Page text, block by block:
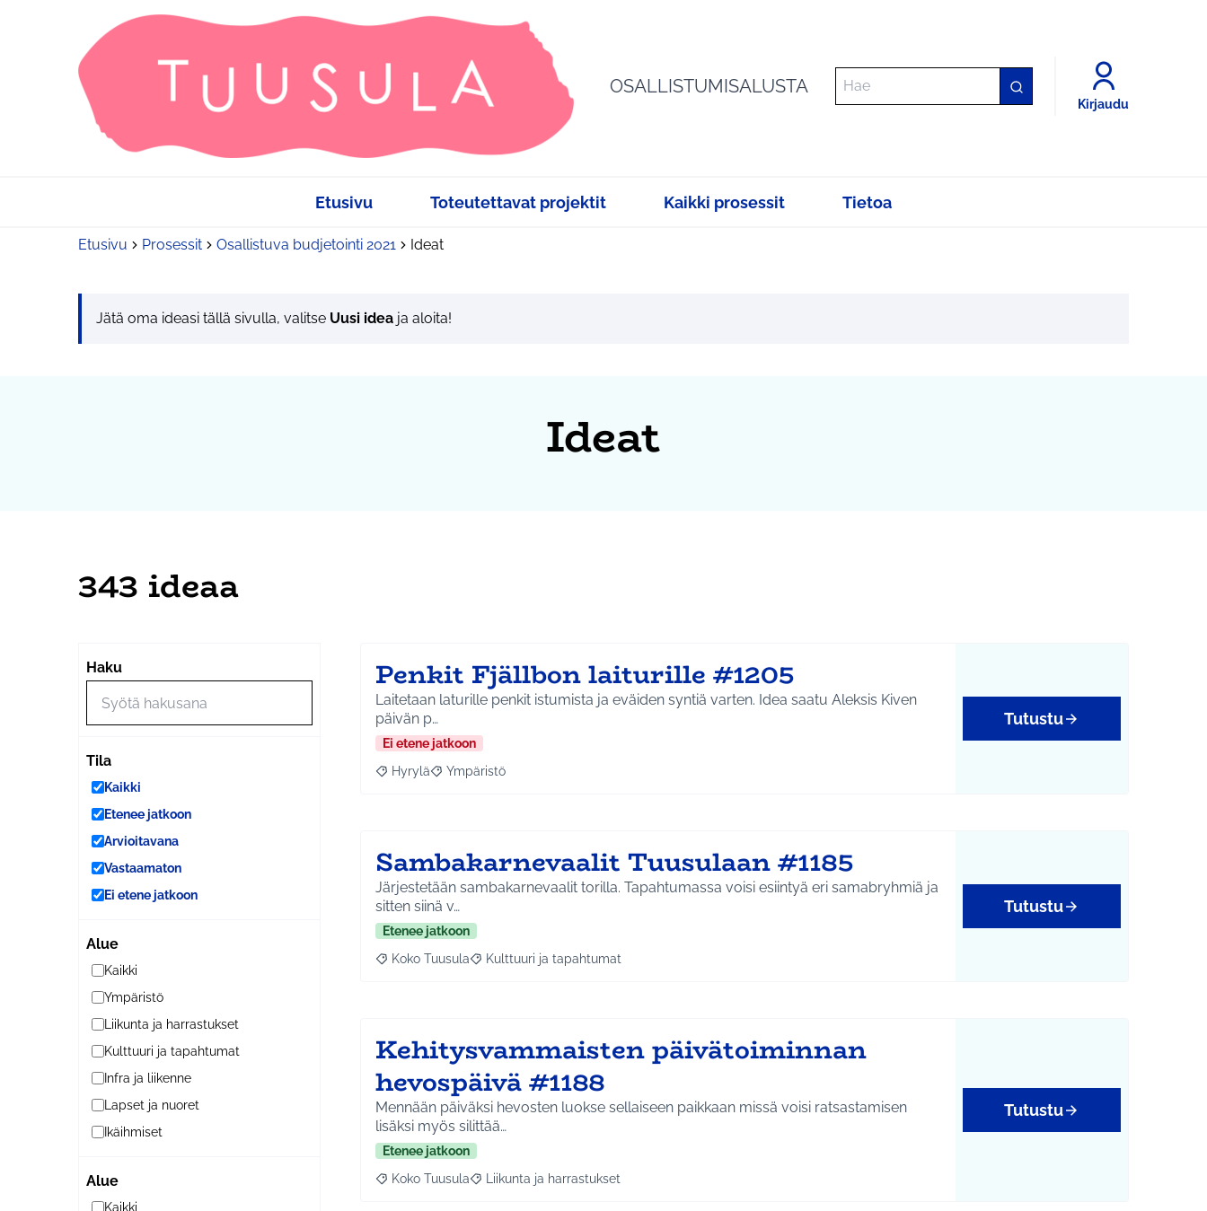
OSALLISTUMISALUSTA
Kirjaudu
Etusivu Toteutettavat projektit Kaikki prosessit Tietoa
Etusivu Prosessit Osallistuva budjetointi 2021 Ideat
Jätä oma ideasi tällä sivulla, valitse Uusi idea ja aloita!
Ideat
343 ideaa
Haku
Tila
Kaikki
Etenee jatkoon
Arvioitavana
Vastaamaton
Ei etene jatkoon
Alue
Kaikki
Ympäristö
Liikunta ja harrastukset
Kulttuuri ja tapahtumat
Infra ja liikenne
Lapset ja nuoret
Ikäihmiset
Alue
Kaikki
Penkit Fjällbon laiturille #1205
Laitetaan laturille penkit istumista ja eväiden syntiä varten. Idea saatu Aleksis Kiven
päivän p…
Ei etene jatkoon
Rajaa tulokset aihepiirin mukaan: Hyrylä
Hyrylä Rajaa tulokset teeman mukaan: Ympäristö
Ympäristö
Tutustu
Sambakarnevaalit Tuusulaan #1185
Järjestetään sambakarnevaalit torilla. Tapahtumassa voisi esiintyä eri samabryhmiä ja
sitten siinä v…
Etenee jatkoon
Rajaa tulokset aihepiirin mukaan: Koko Tuusula
Koko Tuusula Rajaa tulokset teeman mukaan: Kulttuuri ja tapahtumat
Kulttuuri ja tapahtumat
Tutustu
Kehitysvammaisten päivätoiminnan
hevospäivä #1188
Mennään päiväksi hevosten luokse sellaiseen paikkaan missä voisi ratsastamisen
lisäksi myös silittää…
Etenee jatkoon
Rajaa tulokset aihepiirin mukaan: Koko Tuusula
Koko Tuusula Rajaa tulokset teeman mukaan: Liikunta ja harrastukset
Liikunta ja harrastukset
Tutustu